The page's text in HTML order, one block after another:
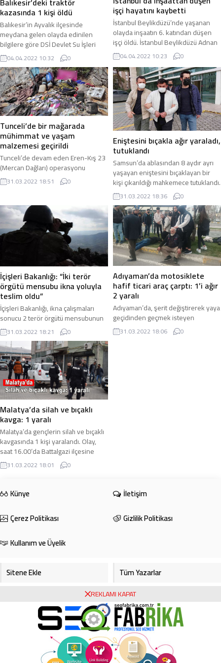
kazasında 1 kişi öldü
Balıkesir’in Ayvalık ilçesinde
meydana gelen olayda edinilen
bilgilere göre DSİ Devlet Su İşleri
Drenaj Kanalı’na düşerek traktörün
altında kalan sürücü olay yerinde
hayatını kaybetti. Balıkesir’in Ayvalık
ilçesine bağlı Altınova Mahallesi’nde
çiftçilikle uğraşan Tamer Kalkan isimli
vatandaş Sahli Yolu üzerinde
traktörü ile seyir halindeyken Drenaj
Kanalı’na devrildi. Drenaj Kanalı’na
devrilen traktörün...
04.04.2022 10:32 0
işçi hayatını kaybetti
İstanbul Beylikdüzü’nde yaşanan
olayda inşaatın 6. katından düşen
işçi öldü. İstanbul Beylikdüzü Adnan
Kahveci Mahallesi Yavuz Sultan Selim
Bulvarı üzerinde bulunan bir site
inşaatında dün saat 13:30
sıralarında meydana gelen olayda
inşaatta çalışan ve ismi
belirlenemeyen bir işçi dengesini
kaybederek inşaatın 6. katından
aşağıya düştü. Olayı fark eden
inşaattaki diğer...
04.04.2022 10:23 0
Tunceli’de bir mağarada
mühimmat ve yaşam
malzemesi geçirildi
Tunceli’de devam eden Eren-Kış 23
(Mercan Dağları) operasyonu
sırasında Ovacık kırsalındaki bir
mağarada bölücü terör örgütü PKK’ya
31.03.2022 18:51 0
Eniştesini bıçakla ağır yaraladı,
tutuklandı
Samsun’da ablasından 8 aydır ayrı
yaşayan eniştesini bıçaklayan bir
kişi çıkarıldığı mahkemece tutuklandı.
Olay, Samsun’un İlkadım ilçesi ...
31.03.2022 18:36 0
İçişleri Bakanlığı: “İki terör
örgütü mensubu ikna yoluyla
teslim oldu”
İçişleri Bakanlığı, ikna çalışmaları
sonucu 2 terör örgütü mensubunun
ikna yoluyla teslim olduğunu
duyurdu. İçişleri Bakanlığı tarafından
yapılan ...
31.03.2022 18:21 0
Adıyaman’da motosiklete
hafif ticari araç çarptı: 1’i ağır
2 yaralı
Adıyaman’da, şerit değiştirerek yaya
geçidinden geçmek isteyen
motosiklete hafif ticari aracın
çarpması sonucu meydana gelen
31.03.2022 18:06 0
Malatya’da silah ve bıçaklı
kavga: 1 yaralı
Malatya’da gençlerin silah ve bıçaklı
kavgasında 1 kişi yaralandı. Olay,
saat 16.00’da Battalgazi ilçesine
bağlı Çirikpınar Mahallesi’nde
meydana ...
31.03.2022 18:01 0
Künye
İletişim
Çerez Politikası
Gizlilik Politikası
Kullanım ve Üyelik
Sitene Ekle
Tüm Yazarlar
Foto Galeri
Video Galeri
Bursa Haberleri
Bursa Hava Durumu
Bursaspor
REKLAMI KAPAT